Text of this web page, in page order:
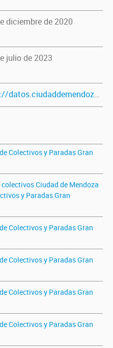
diciembre de 2020
julio de 2023
http://datos.ciudaddemendoza.gob.ar/dataset/colectivos-paradas
Colectivos y Paradas Gran
Ciudad de Mendoza
y Paradas Gran
Colectivos y Paradas Gran
Colectivos y Paradas Gran
Colectivos y Paradas Gran
Colectivos y Paradas Gran